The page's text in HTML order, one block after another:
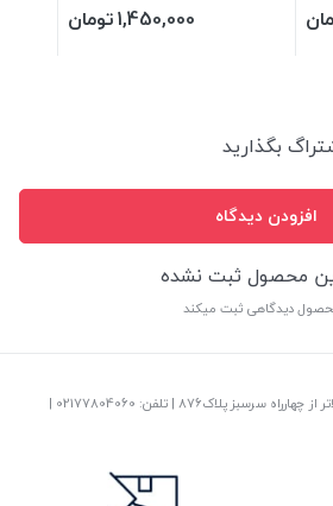
1,450,000تومان
بگذارید
افزودن دیدگاه
محصول ثبت نشده
دیدگاهی ثبت میکند
آدرس: تهران نارمک خیابان آیت بالاتر از چهارراه سرسبز پلاک876 | تلفن: ‎02177804060 |